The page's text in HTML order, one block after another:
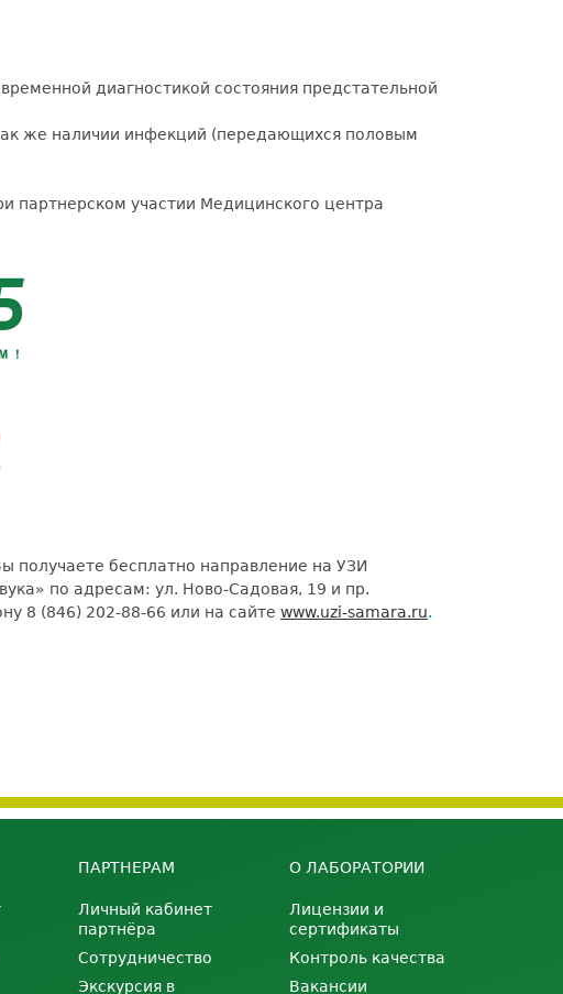
диагностикой состояния предстательной
же наличии инфекций (передающихся половым
партнерском участии Медицинского центра
бесплатно направление на УЗИ
по адресам: ул. Ново-Садовая, 19 и пр.
8 (846) 202-88-66 или на сайте www.uzi-samara.ru.
ПАРТНЕРАМ
Личный кабинет
партнёра
Сотрудничество
Экскурсия в
О ЛАБОРАТОРИИ
Лицензии и
сертификаты
Контроль качества
Вакансии